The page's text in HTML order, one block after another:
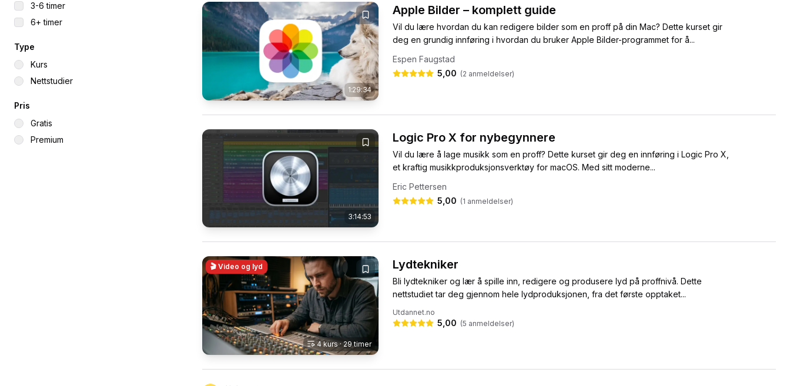
3-6 timer
6+ timer
Type
Kurs
Nettstudier
Pris
Gratis
Premium
1:29:34
Apple Bilder – komplett guide
Vil du lære hvordan du kan redigere bilder som en proff på din Mac? Dette kurset gir
deg en grundig innføring i hvordan du bruker Apple Bilder-programmet for å...
Espen Faugstad
5,00 (2 anmeldelser)
3:14:53
Logic Pro X for nybegynnere
Vil du lære å lage musikk som en proff? Dette kurset gir deg en innføring i Logic Pro X,
et kraftig musikkproduksjonsverktøy for macOS. Med sitt moderne...
Eric Pettersen
5,00 (1 anmeldelser)
🎬 Video og lyd
4kurs· 29 timer
Lydtekniker
Bli lydtekniker og lær å spille inn, redigere og produsere lyd på proffnivå. Dette
nettstudiet tar deg gjennom hele lydproduksjonen, fra det første opptaket...
Utdannet.no
5,00 (5 anmeldelser)